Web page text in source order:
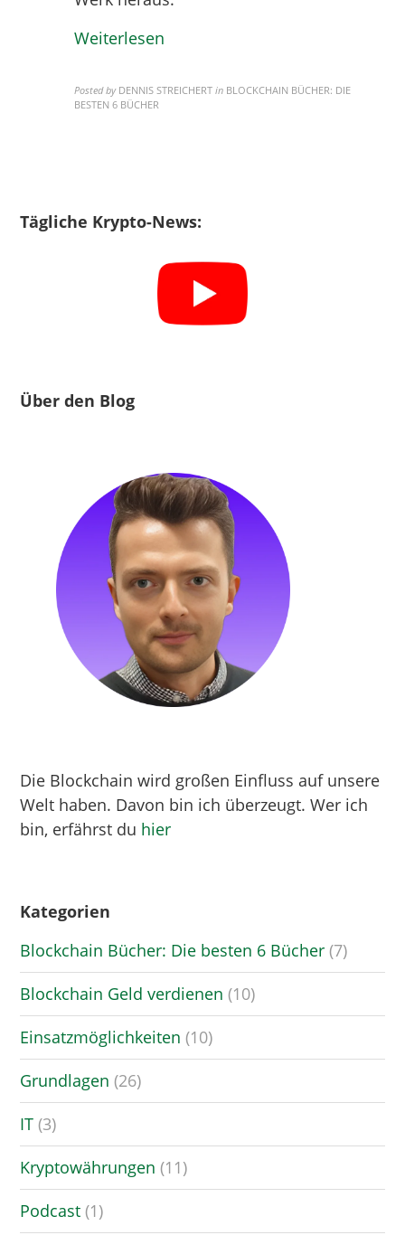
Weiterlesen
Posted by DENNIS STREICHERT in BLOCKCHAIN BÜCHER: DIE
BESTEN 6 BÜCHER
Tägliche Krypto-News:
Über den Blog
Die Blockchain wird großen Einfluss auf unsere
Welt haben. Davon bin ich überzeugt. Wer ich
bin, erfährst du hier
Kategorien
Blockchain Bücher: Die besten 6 Bücher (7)
Blockchain Geld verdienen (10)
Einsatzmöglichkeiten (10)
Grundlagen (26)
IT (3)
Kryptowährungen (11)
Podcast (1)